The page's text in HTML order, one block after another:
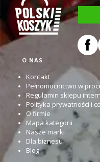
Linki w stopce
O NAS
Kontakt
Pełnomocnictwo w
Regulamin sklepu
Polityka prywatności i
O firmie
Mapa kategorii
Nasze marki
Dla biznesu
Blog